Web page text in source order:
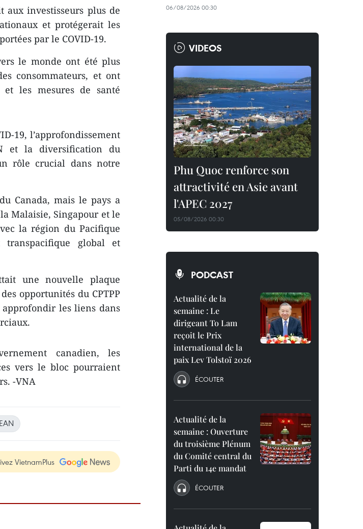
investisseurs plus de
et protégerait les
par le COVID-19.
le monde ont été plus
consommateurs, et ont
les mesures de santé
19, l’approfondissement
et la diversification du
rôle crucial dans notre
Canada, mais le pays a
Malaisie, Singapour et le
la région du Pacifique
global et
une nouvelle plaque
opportunités du CPTPP
les liens dans
canadien, les
vers le bloc pourraient
-VNA
VietnamPlus
06/08/2026 00:30
VIDEOS
Phu Quoc renforce son
attractivité en Asie avant
l'APEC 2027
05/08/2026 00:30
PODCAST
Actualité de la
semaine : Le
dirigeant To Lam
reçoit le Prix
international de la
paix Lev Tolstoï 2026
ÉCOUTER
Actualité de la
semaine : Ouverture
du troisième Plénum
du Comité central du
Parti du 14e mandat
ÉCOUTER